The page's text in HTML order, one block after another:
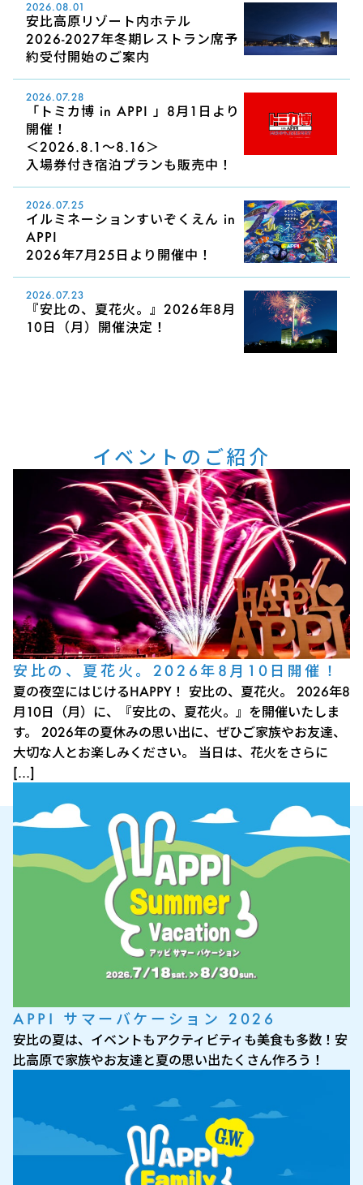
2026.08.01
安比高原リゾート内ホテル
2026-2027年冬期レストラン席予
約受付開始のご案内
2026.07.28
「トミカ博 in APPI 」8月1日より
開催！
＜2026.8.1～8.16＞
入場券付き宿泊プランも販売中！
2026.07.25
イルミネーションすいぞくえん in
APPI
2026年7月25日より開催中！
2026.07.23
『安比の、夏花火。』2026年8月
10日（月）開催決定！
イベントのご紹介
安比の、夏花火。2026年8月10日開催！
夏の夜空にはじけるHAPPY！ 安比の、夏花火。 2026年8
月10日（月）に、『安比の、夏花火。』を開催いたしま
す。 2026年の夏休みの思い出に、ぜひご家族やお友達、
大切な人とお楽しみください。 当日は、花火をさらに
[…]
APPI サマーバケーション 2026
安比の夏は、イベントもアクティビティも美食も多数！安
比高原で家族やお友達と夏の思い出たくさん作ろう！